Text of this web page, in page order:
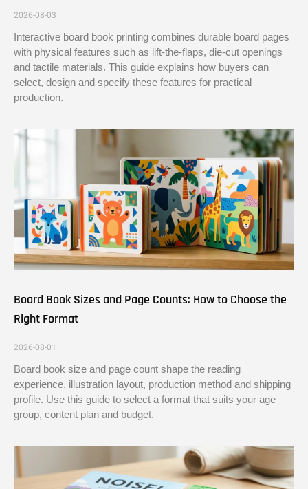
2026-08-03
Interactive board book printing combines durable board pages
with physical features such as lift-the-flaps, die-cut openings
and tactile materials. This guide explains how buyers can
select, design and specify these features for practical
production.
Board Book Sizes and Page Counts: How to Choose the
Right Format
2026-08-01
Board book size and page count shape the reading
experience, illustration layout, production method and shipping
profile. Use this guide to select a format that suits your age
group, content plan and budget.